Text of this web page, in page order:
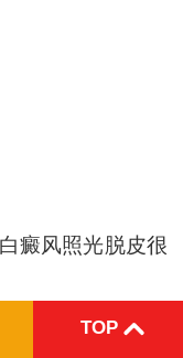
癜风照光脱皮很
照光本身会导
TOP